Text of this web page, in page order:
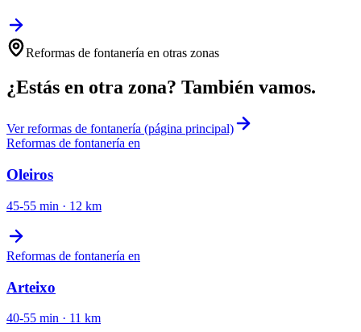
Reformas de fontanería en otras zonas
¿Estás en otra zona? También vamos.
Verreformas de fontanería (página principal)
Reformas de fontanería en
Oleiros
45-55 min · 12 km
Reformas de fontanería en
Arteixo
40-55 min · 11 km